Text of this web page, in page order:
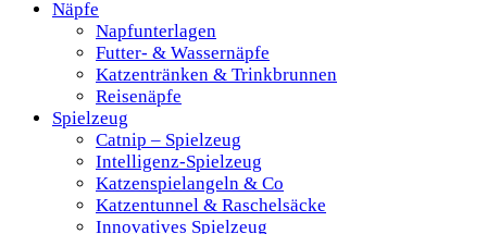
Näpfe
Napfunterlagen
Futter- & Wassernäpfe
Katzentränken & Trinkbrunnen
Reisenäpfe
Spielzeug
Catnip – Spielzeug
Intelligenz-Spielzeug
Katzenspielangeln & Co
Katzentunnel & Raschelsäcke
Innovatives Spielzeug